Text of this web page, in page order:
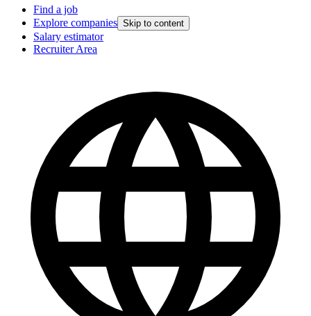
Find a job
Explore companies Skip to content
Salary estimator
Recruiter Area